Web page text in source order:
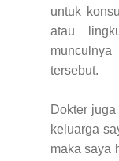
untuk
atau
tersebut.
Dokter
keluarga
maka saya